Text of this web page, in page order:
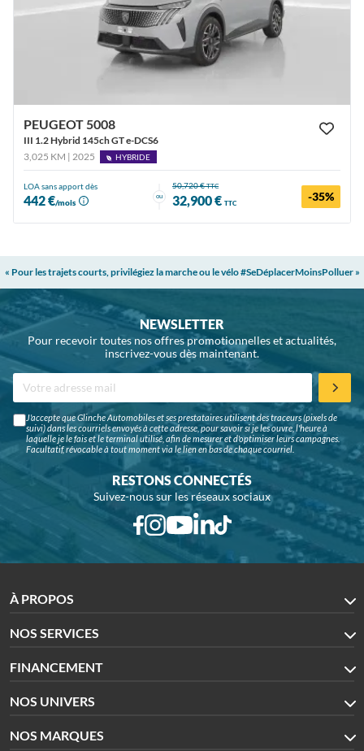
PEUGEOT 5008
III 1.2 Hybrid 145ch GT e-DCS6
3,025 KM | 2025
HYBRIDE
LOA sans apport dès
442 €/mois
ou
50,720 €TTC
32,900 € TTC -35%
« Pour les trajets courts, privilégiez la marche ou le vélo #SeDéplacerMoinsPolluer »
NEWSLETTER
Pour recevoir toutes nos offres promotionnelles et actualités,
inscrivez-vous dès maintenant.
J'accepte que Glinche Automobiles et ses prestataires utilisent des traceurs (pixels de
suivi) dans les courriels envoyés à cette adresse, pour savoir si je les ouvre, l'heure à
laquelle je le fais et le terminal utilisé, afin de mesurer et d'optimiser leurs campagnes.
Facultatif, révocable à tout moment via le lien en bas de chaque courriel.
RESTONS CONNECTÉS
Suivez-nous sur les réseaux sociaux
À PROPOS
NOS SERVICES
FINANCEMENT
NOS UNIVERS
NOS MARQUES